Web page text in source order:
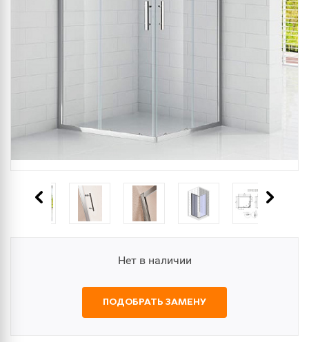
Нет в наличии
ПОДОБРАТЬ ЗАМЕНУ